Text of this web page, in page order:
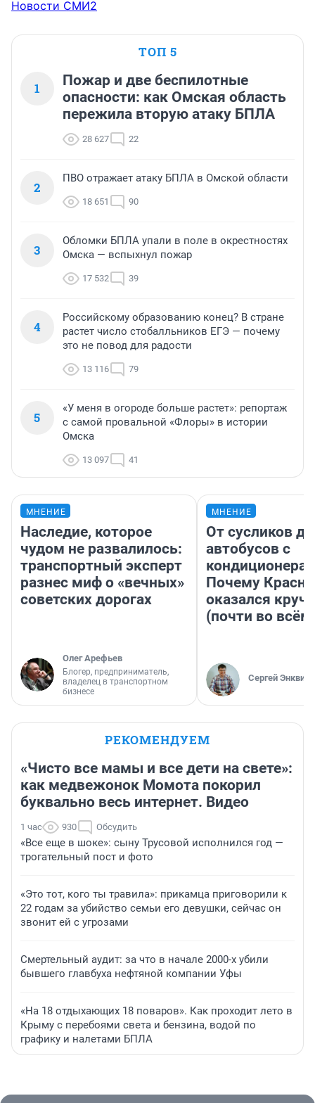
Новости СМИ2
ТОП 5
1
Пожар и две беспилотные
опасности: как Омская область
пережила вторую атаку БПЛА
28 627 22
2
ПВО отражает атаку БПЛА в Омской области
18 651 90
3
Обломки БПЛА упали в поле в окрестностях
Омска — вспыхнул пожар
17 532 39
4
Российскому образованию конец? В стране
растет число стобалльников ЕГЭ — почему
это не повод для радости
13 116 79
5
«У меня в огороде больше растет»: репортаж
с самой провальной «Флоры» в истории
Омска
13 097 41
МНЕНИЕ
Наследие, которое
чудом не развалилось:
транспортный эксперт
разнес миф о «вечных»
советских дорогах
Олег Арефьев
Блогер, предприниматель,
владелец в транспортном
бизнесе
МНЕНИЕ
От сусликов до
автобусов с
Почему
оказался
(почти во
Сергей Энквист
РЕКОМЕНДУЕМ
«Чисто все мамы и все дети на свете»:
как медвежонок Момота покорил
буквально весь интернет. Видео
1 час 930 Обсудить
«Все еще в шоке»: сыну Трусовой исполнился год —
трогательный пост и фото
«Это тот, кого ты травила»: прикамца приговорили к
22 годам за убийство семьи его девушки, сейчас он
звонит ей с угрозами
Смертельный аудит: за что в начале 2000-х убили
бывшего главбуха нефтяной компании Уфы
«На 18 отдыхающих 18 поваров». Как проходит лето в
Крыму с перебоями света и бензина, водой по
графику и налетами БПЛА